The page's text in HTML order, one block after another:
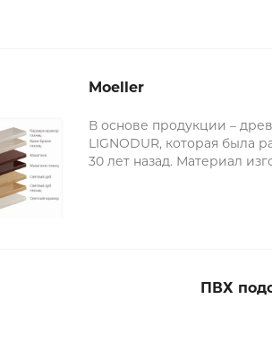
Moeller
В основе продукции –
LIGNODUR, которая была
30 лет назад. Материал
ПВХ